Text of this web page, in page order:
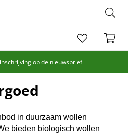
op de nieuwsbrief
in duurzaam wollen
bieden biologisch wollen